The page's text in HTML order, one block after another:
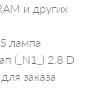
и других
лампа
(_N1_) 2.8 D
заказа